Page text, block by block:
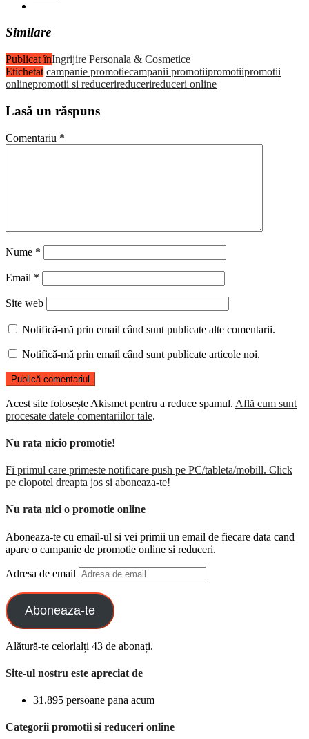
Similare
Publicat înIngrijire Personala & Cosmetice
Etichetat campanie promotiecampanii promotiipromotiipromotii
onlinepromotii si reducerireducerireduceri online
Lasă un răspuns
Comentariu *
Nume *
Email *
Site web
Notifică-mă prin email când sunt publicate alte comentarii.
Notifică-mă prin email când sunt publicate articole noi.
Acest site folosește Akismet pentru a reduce spamul. Află cum sunt
procesate datele comentariilor tale.
Nu rata nicio promotie!
Fi primul care primeste notificare push pe PC/tableta/mobill. Click
pe clopotel dreapta jos si aboneaza-te!
Nu rata nici o promotie online
Aboneaza-te cu email-ul si vei primii un email de fiecare data cand
apare o campanie de promotie online si reduceri.
Adresa de email
Aboneaza-te
Alătură-te celorlalți 43 de abonați.
Site-ul nostru este apreciat de
31.895 persoane pana acum
Categorii promotii si reduceri online